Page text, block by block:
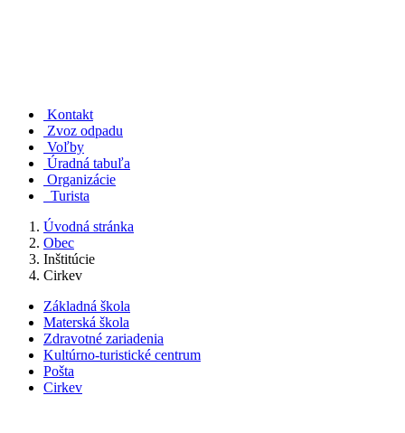
Kontakt
Zvoz odpadu
Voľby
Úradná tabuľa
Organizácie
Turista
Úvodná stránka
Obec
Inštitúcie
Cirkev
Základná škola
Materská škola
Zdravotné zariadenia
Kultúrno-turistické centrum
Pošta
Cirkev